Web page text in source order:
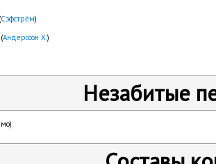
(Сэфстрём)
(Андерссон Х.)
Незабитые